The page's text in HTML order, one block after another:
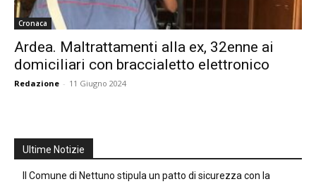
Cronaca
Ardea. Maltrattamenti alla ex, 32enne ai
domiciliari con braccialetto elettronico
Redazione - 11 Giugno 2024
Ultime Notizie
Il Comune di Nettuno stipula un patto di sicurezza con la